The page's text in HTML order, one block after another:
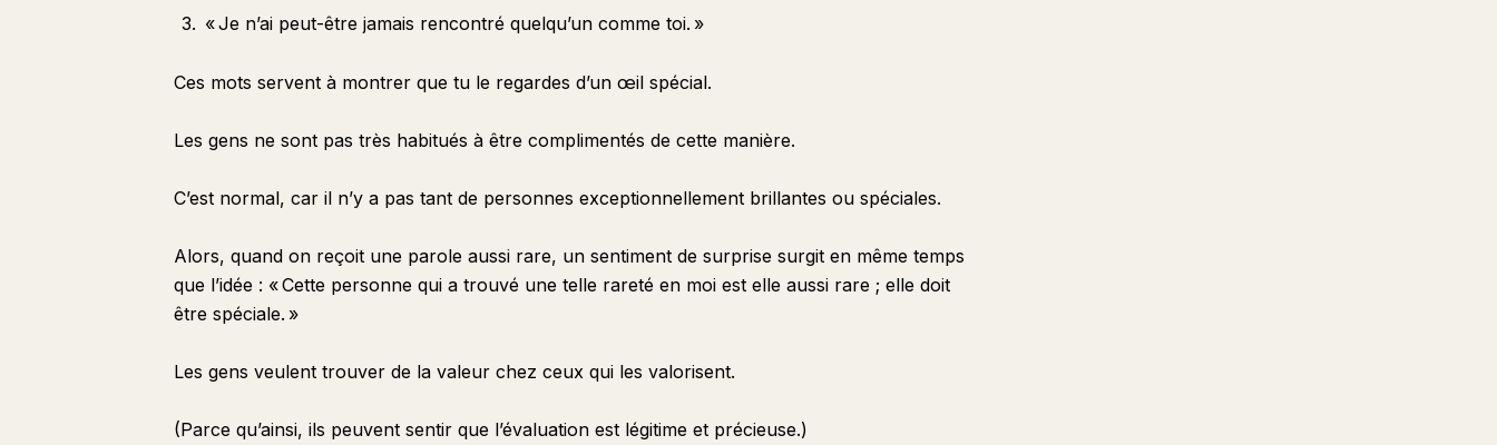
« Je n’ai peut-être jamais rencontré quelqu’un comme toi. »
Ces mots servent à montrer que tu le regardes d’un œil spécial.
Les gens ne sont pas très habitués à être complimentés de cette manière.
C’est normal, car il n’y a pas tant de personnes exceptionnellement brillantes ou spéciales.
Alors, quand on reçoit une parole aussi rare, un sentiment de surprise surgit en même temps
que l’idée : « Cette personne qui a trouvé une telle rareté en moi est elle aussi rare ; elle doit
être spéciale. »
Les gens veulent trouver de la valeur chez ceux qui les valorisent.
(Parce qu’ainsi, ils peuvent sentir que l’évaluation est légitime et précieuse.)